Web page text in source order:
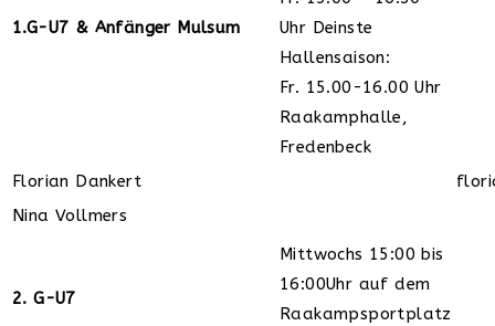
1.G-U7 & Anfänger Mulsum
Uhr Deinste
Hallensaison:
Fr. 15.00-16.00 Uhr
Raakamphalle,
Fredenbeck
Florian Dankert
Nina Vollmers
2. G-U7
Mittwochs 15:00 bis
16:00Uhr auf dem
Raakampsportplatz